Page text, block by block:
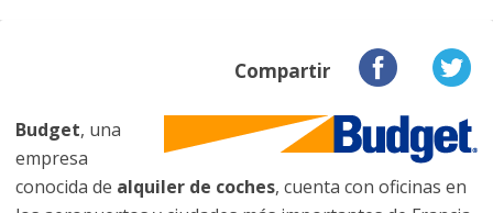
Compartir
Budget, una
empresa
conocida de alquiler de coches, cuenta con oficinas en